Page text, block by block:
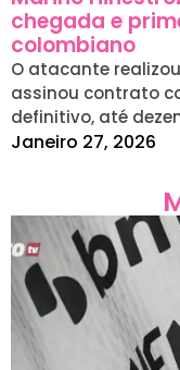
chegada e
colombiano
O atacante
assinou contrato
definitivo, até
Janeiro 27, 2026